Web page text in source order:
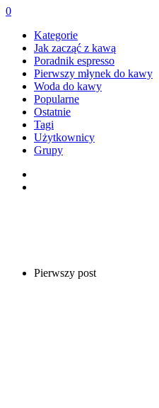
Pierwszy post
0
Kategorie
Jak zacząć z kawą
Poradnik espresso
Pierwszy młynek do kawy
Woda do kawy
Popularne
Ostatnie
Tagi
Użytkownicy
Grupy